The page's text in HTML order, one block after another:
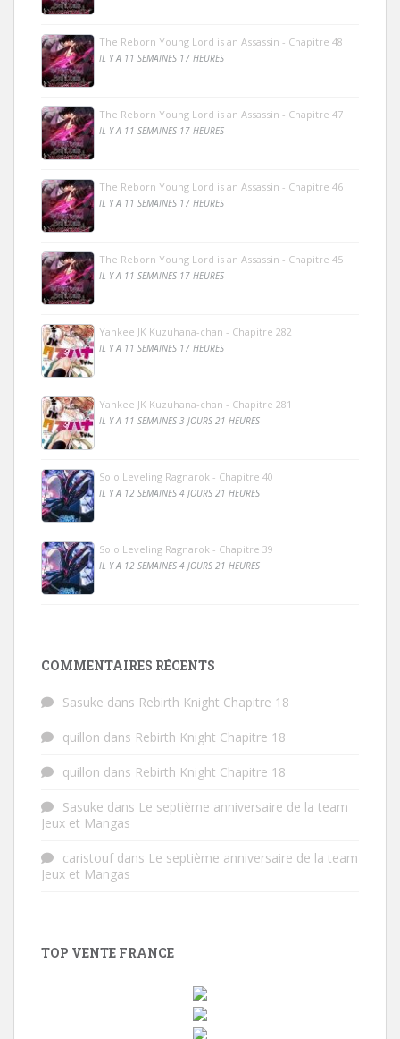
The Reborn Young Lord is an Assassin - Chapitre 48
IL Y A 11 SEMAINES 17 HEURES
The Reborn Young Lord is an Assassin - Chapitre 47
IL Y A 11 SEMAINES 17 HEURES
The Reborn Young Lord is an Assassin - Chapitre 46
IL Y A 11 SEMAINES 17 HEURES
The Reborn Young Lord is an Assassin - Chapitre 45
IL Y A 11 SEMAINES 17 HEURES
Yankee JK Kuzuhana-chan - Chapitre 282
IL Y A 11 SEMAINES 17 HEURES
Yankee JK Kuzuhana-chan - Chapitre 281
IL Y A 11 SEMAINES 3 JOURS 21 HEURES
Solo Leveling Ragnarok - Chapitre 40
IL Y A 12 SEMAINES 4 JOURS 21 HEURES
Solo Leveling Ragnarok - Chapitre 39
IL Y A 12 SEMAINES 4 JOURS 21 HEURES
COMMENTAIRES RÉCENTS
Sasuke dans Rebirth Knight Chapitre 18
quillon dans Rebirth Knight Chapitre 18
quillon dans Rebirth Knight Chapitre 18
Sasuke dans Le septième anniversaire de la team
Jeux et Mangas
caristoufdans Le septième anniversaire de la team
Jeux et Mangas
TOP VENTE FRANCE